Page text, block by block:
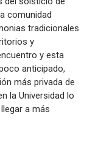
comunidad
tradicionales
y
y esta
anticipado,
más privada de
la Universidad lo
a más